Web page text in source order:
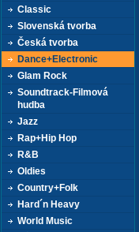
Classic
Slovenská tvorba
Česká tvorba
Dance+Electronic
Glam Rock
Soundtrack-Filmová
hudba
Jazz
Rap+Hip Hop
R&B
Oldies
Country+Folk
Hard´n Heavy
World Music